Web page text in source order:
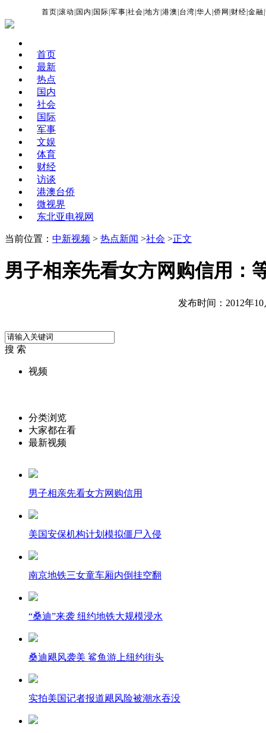
首页 |滚动 国内 国际 |军事 |社会 |地方 |港澳 台湾 |华人 |侨网 财经 |金融 |
首页
最新
热点
国内
社会
国际
军事
文娱
体育
财经
访谈
港澳台侨
微视界
东北亚电视网
当前位置： 中新视频 > 热点新闻 >社会 >正文
男子相亲先看女方网购信用：
发布时间：2012年10
搜 索
视频
分类浏览
大家都在看
最新视频
男子相亲先看女方网购信用
美国安保机构计划模拟僵尸入侵
南京地铁三女童车厢内倒挂空翻
“桑迪”来袭 纽约地铁大规模浸水
桑迪飓风袭美 鲨鱼游上纽约街头
实拍美国记者报道飓风险被潮水吞没